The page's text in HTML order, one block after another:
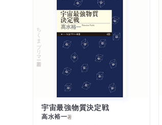
ちくまプリマー新書
宇宙最強物質決定戦
高水裕一著